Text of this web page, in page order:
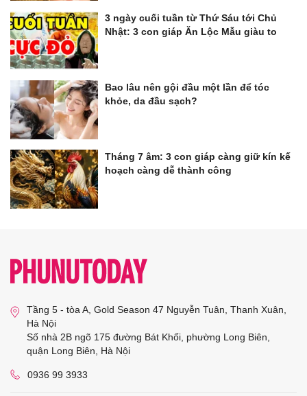
3 ngày cuối tuần từ Thứ Sáu tới Chủ
Nhật: 3 con giáp Ăn Lộc Mẫu giàu to
Bao lâu nên gội đầu một lần để tóc
khỏe, da đầu sạch?
Tháng 7 âm: 3 con giáp càng giữ kín kế
hoạch càng dễ thành công
Tầng 5 - tòa A, Gold Season 47 Nguyễn Tuân, Thanh Xuân,
Hà Nội
Số nhà 2B ngõ 175 đường Bát Khối, phường Long Biên,
quận Long Biên, Hà Nội
0936 99 3933